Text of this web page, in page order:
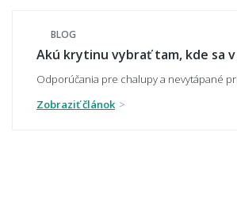
Je možné si nechať metrážny
BLOG
Akú krytinu vybrať tam, kde sa
Odporúčania pre chalupy a nevytápané
Zobraziť článok